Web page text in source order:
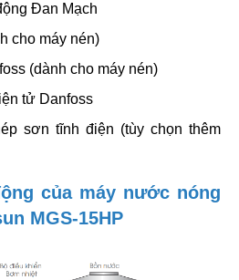
Đan Mạch
cho máy nén)
(dành cho máy nén)
tử Danfoss
sơn tĩnh điện (tùy chọn thêm
của máy nước nóng
MGS-15HP